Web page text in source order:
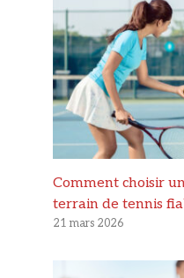
Comment choisir
terrain de tennis
21 mars 2026